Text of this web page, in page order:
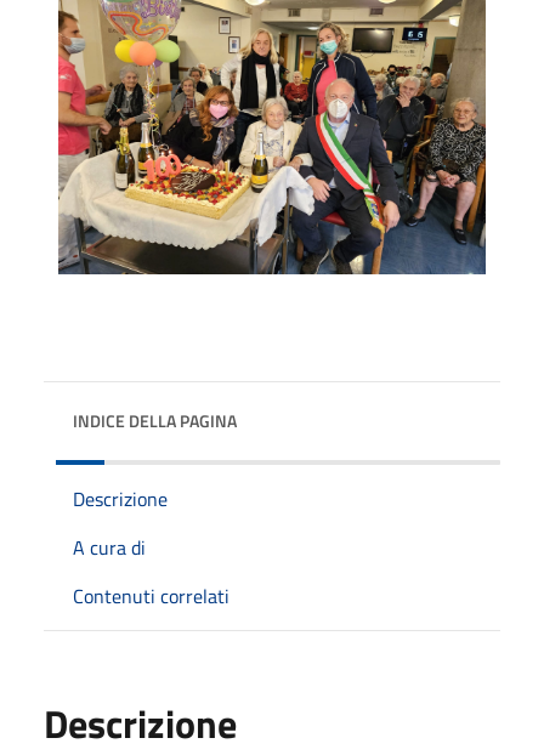
INDICE DELLA PAGINA
Descrizione
A cura di
Contenuti correlati
Descrizione